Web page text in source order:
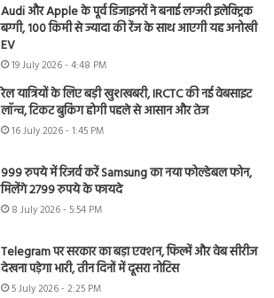
Audi और Apple के पूर्व डिजाइनरों ने बनाई लग्जरी इलेक्ट्रिक
बग्गी, 100 किमी से ज्यादा की रेंज के साथ आएगी यह अनोखी
EV
19 July 2026 - 4:48 PM
रेल यात्रियों के लिए बड़ी खुशखबरी, IRCTC की नई वेबसाइट
लॉन्च, टिकट बुकिंग होगी पहले से आसान और तेज
16 July 2026 - 1:45 PM
999 रुपये में रिजर्व करें Samsung का नया फोल्डेबल फोन,
मिलेंगे 2799 रुपये के फायदे
8 July 2026 - 5:54 PM
Telegram पर सरकार का बड़ा एक्शन, फिल्में और वेब सीरीज
देखना पड़ेगा भारी, तीन दिनों में दूसरा नोटिस
5 July 2026 - 2:25 PM